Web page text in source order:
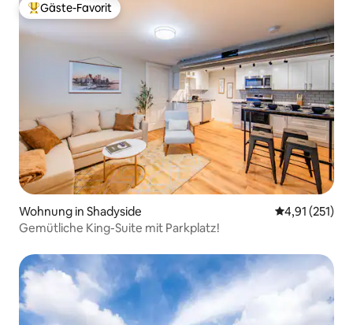
Beliebter Gäste-Favorit.
Gäste-Favorit
Wohnung in Shadyside
4,91 (251)
Gemütliche King-Suite mit Parkplatz!